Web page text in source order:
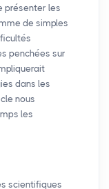
présenter les
de simples
penchées sur
dans les
nous
les
scientifiques